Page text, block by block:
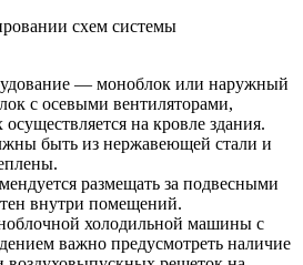
схем системы
— моноблок или наружный
с осевыми вентиляторами,
на кровле здания.
быть из нержавеющей стали и
размещать за подвесными
внутри помещений.
холодильной машины с
важно предусмотреть наличие